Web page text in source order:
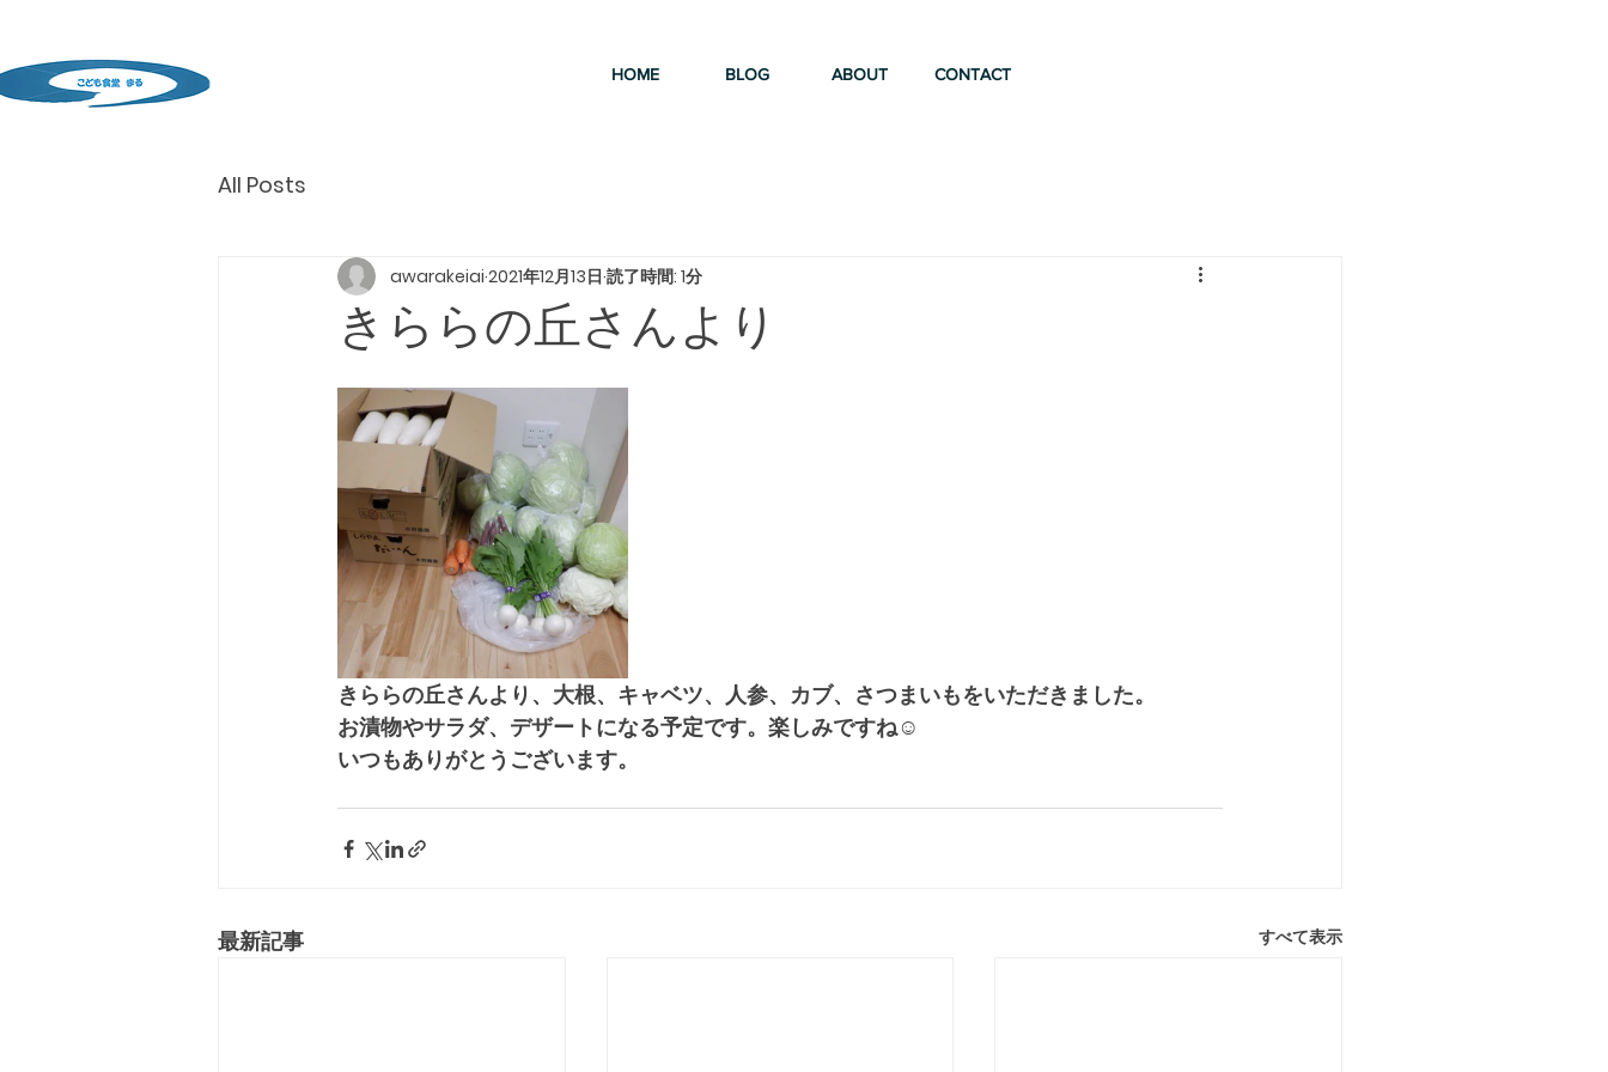
HOME BLOG ABOUT CONTACT
All Posts
きららの丘さんより
awarakeiai 2021年12月13日 読了時間: 1分
きららの丘さんより、大根、キャベツ、人参、カブ、さつまいもをいただきました。
お漬物やサラダ、デザートになる予定です。楽しみですね☺
いつもありがとうございます。
最新記事 すべて表示